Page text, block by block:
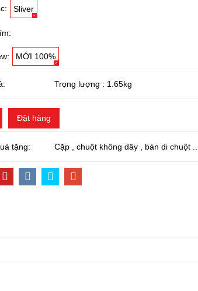
Sliver
MỚI 100%
Trọng lượng : 1.65kg
Đặt hàng
tặng: Cặp , chuột không dây , bàn di chuột ....